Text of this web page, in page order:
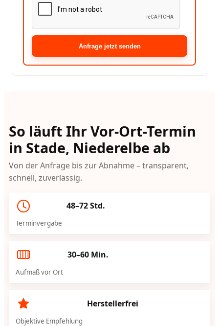
Anfrage jetzt senden
So läuft Ihr Vor-Ort-Termin
in Stade, Niederelbe ab
Von der Anfrage bis zur Abnahme – transparent,
schnell, zuverlässig.
48–72 Std.
Terminvergabe
30–60 Min.
Aufmaß vor Ort
Herstellerfrei
Objektive Empfehlung